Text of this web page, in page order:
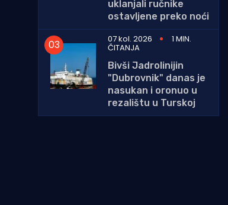
uklanjali ručnike
ostavljene preko noći
07 kol. 2026
1 MIN.
ČITANJA
Bivši Jadrolinijin
"Dubrovnik" danas je
nasukan i oronuo u
rezalištu u Turskoj